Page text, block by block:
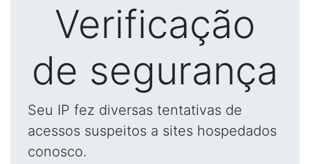
Verificação
de segurança
Seu IP fez diversas tentativas de
acessos suspeitos a sites hospedados
conosco.